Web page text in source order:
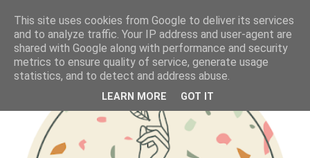
This site uses cookies from Google to deliver its services
and to analyze traffic. Your IP address and user-agent are
shared with Google along with performance and security
metrics to ensure quality of service, generate usage
statistics, and to detect and address abuse.
LEARN MORE GOT IT